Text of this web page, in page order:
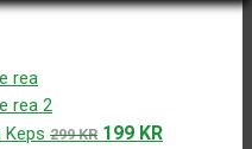
Keps 299KR Det
199 KRDet